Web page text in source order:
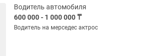
водитель без...
Водитель автомобиля
600 000 - 1 000 000 ₸
Водитель на мерседес актрос